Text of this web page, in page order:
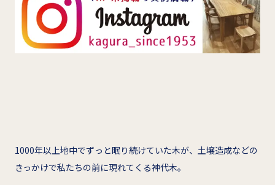
1000年以上地中でずっと眠り続けていた木が、土壌造成などの
きっかけで私たちの前に現れてくる神代木。